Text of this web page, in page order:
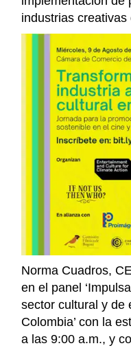
industrias creativas
Norma Cuadros,
en el panel
sector cultural y de
Colombia’ con la
a las 9:00 a.m., y